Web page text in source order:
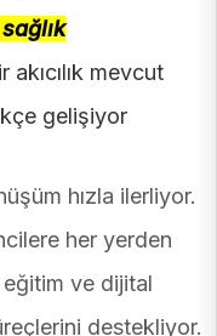
akıcılık mevcut
gelişiyor
hızla ilerliyor.
her yerden
eğitim ve dijital
destekliyor.